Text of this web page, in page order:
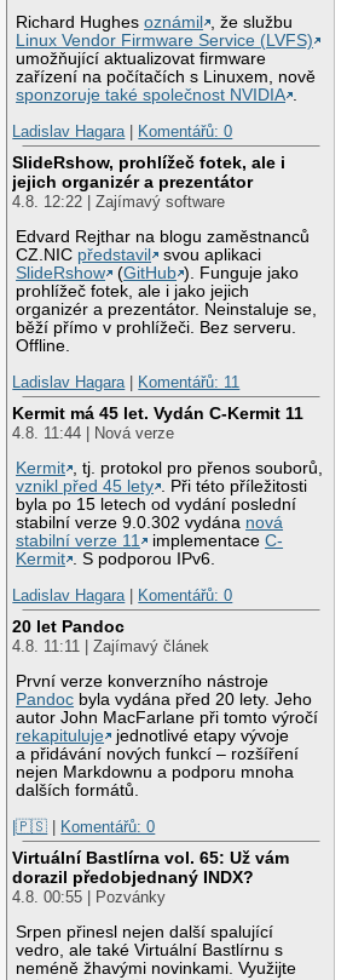
Richard Hughesoznámil
, že službu
Linux Vendor Firmware Service (LVFS)
umožňující aktualizovat firmware
zařízení na počítačích s Linuxem, nově
sponzoruje také společnost NVIDIA .
Ladislav Hagara | Komentářů: 0
SlideRshow, prohlížeč fotek, ale i
jejich organizér a prezentátor
4.8. 12:22 | Zajímavý software
Edvard Rejthar na blogu zaměstnanců
CZ.NIC představil
svou aplikaci
SlideRshow
(GitHub ). Funguje jako
prohlížeč fotek, ale i jako jejich
organizér a prezentátor. Neinstaluje se,
běží přímo v prohlížeči. Bez serveru.
Offline.
Ladislav Hagara | Komentářů: 11
Kermit má 45 let. Vydán C-Kermit 11
4.8. 11:44 | Nová verze
Kermit , tj. protokol pro přenos souborů,
vznikl před 45 lety . Při této příležitosti
byla po 15 letech od vydání poslední
stabilní verze 9.0.302 vydána nová
stabilní verze 11
implementaceC-
Kermit . S podporou IPv6.
Ladislav Hagara | Komentářů: 0
20 let Pandoc
4.8. 11:11 | Zajímavý článek
První verze konverzního nástroje
Pandoc byla vydána před 20 lety. Jeho
autor John MacFarlane při tomto výročí
rekapituluje
jednotlivé etapy vývoje
a přidávání nových funkcí – rozšíření
nejen Markdownu a podporu mnoha
dalších formátů.
|🇵🇸 | Komentářů: 0
Virtuální Bastlírna vol. 65: Už vám
dorazil předobjednaný INDX?
4.8. 00:55 | Pozvánky
Srpen přinesl nejen další spalující
vedro, ale také Virtuální Bastlírnu s
neméně žhavými novinkami. Využijte